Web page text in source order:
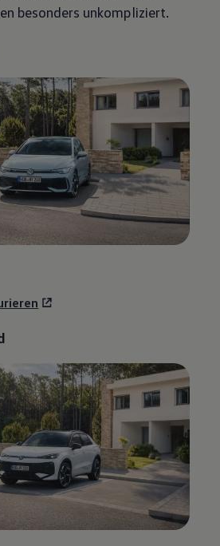
besonders unkompliziert.